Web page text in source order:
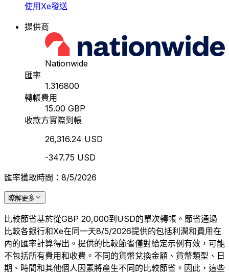
使用Xe發送
提供商
Nationwide
匯率
1.316800
轉帳費用
15.00 GBP
收款方實際到帳
26,316.24 USD
-347.75 USD
匯率獲取時間：8/5/2026
瞭解更多
比較節省基於從GBP 20,000到USD的單次轉帳。節省通過
比較各銀行和Xe在同一天8/5/2026提供的包括利潤和費用在
內的匯率計算得出。提供的比較節省僅對給定示例有效，可能
不包括所有費用和收費。不同的貨幣兌換金額、貨幣類型、日
期、時間和其他個人因素將產生不同的比較節省。因此，這些